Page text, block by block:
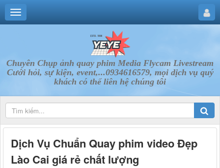
Chuyên Chụp ảnh quay phim Media Flycam Livestream
Cưới hỏi, sự kiện, event,...0934616579, mọi dịch vụ quý
khách có thể liên hệ chúng tôi
Dịch Vụ Chuẩn Quay phim video Đẹp
Lào Cai giá rẻ chất lượng